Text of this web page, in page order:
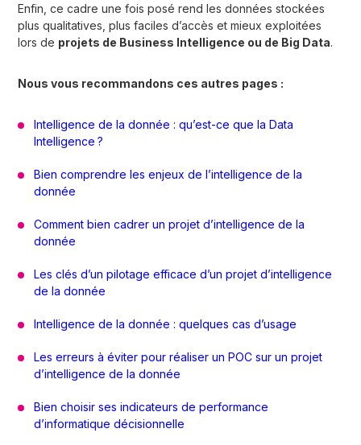
Enfin, ce cadre une fois posé rend les données stockées
plus qualitatives, plus faciles d’accès et mieux exploitées
lors de projets de Business Intelligence ou de Big Data.
Nous vous recommandons ces autres pages :
Intelligence de la donnée : qu’est-ce que la Data
Intelligence ?
Bien comprendre les enjeux de l’intelligence de la
donnée
Comment bien cadrer un projet d’intelligence de la
donnée
Les clés d’un pilotage efficace d’un projet d’intelligence
de la donnée
Intelligence de la donnée : quelques cas d’usage
Les erreurs à éviter pour réaliser un POC sur un projet
d’intelligence de la donnée
Bien choisir ses indicateurs de performance
d’informatique décisionnelle